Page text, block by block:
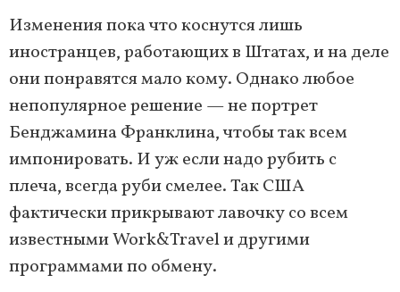
Изменения пока что коснутся лишь
иностранцев, работающих в Штатах, и на деле
они понравятся мало кому. Однако любое
непопулярное решение — не портрет
Бенджамина Франклина, чтобы так всем
импонировать. И уж если надо рубить с
плеча, всегда руби смелее. Так США
фактически прикрывают лавочку со всем
известными Work&Travel и другими
программами по обмену.